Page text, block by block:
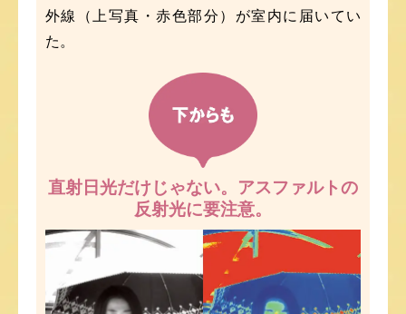
外線（上写真・赤色部分）が室内に届いてい
た。
直射日光だけじゃない。 アスファルトの
反射光に要注意。